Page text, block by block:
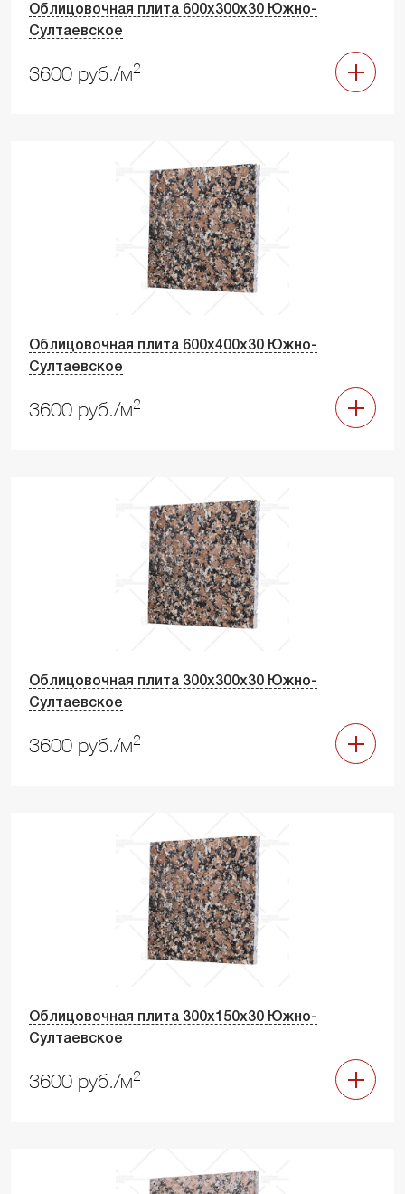
Облицовочная плита 600х300х30 Южно-
Султаевское
3600 руб./м2
Облицовочная плита 600х400х30 Южно-
Султаевское
3600 руб./м2
Облицовочная плита 300х300х30 Южно-
Султаевское
3600 руб./м2
Облицовочная плита 300х150х30 Южно-
Султаевское
3600 руб./м2